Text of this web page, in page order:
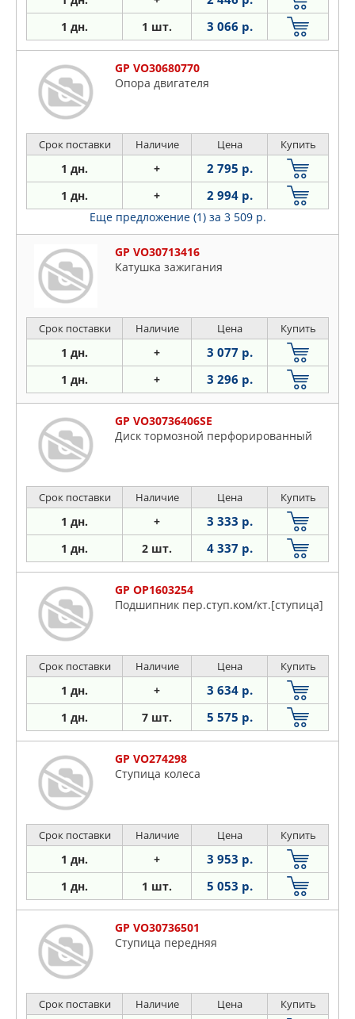
1 дн. 1 шт. 3 066 р.
GP VO30680770
Опора двигателя
Срок поставки Наличие Цена Купить
1 дн. + 2 795 р.
1 дн. + 2 994 р.
Еще предложение (1) за 3 509 р.
GP VO30713416
Катушка зажигания
Срок поставки Наличие Цена Купить
1 дн. + 3 077 р.
1 дн. + 3 296 р.
GP VO30736406SE
Диск тормозной перфорированный
Срок поставки Наличие Цена Купить
1 дн. + 3 333 р.
1 дн. 2 шт. 4 337 р.
GP OP1603254
Подшипник пер.ступ.ком/кт.[ступица]
Срок поставки Наличие Цена Купить
1 дн. + 3 634 р.
1 дн. 7 шт. 5 575 р.
GP VO274298
Ступица колеса
Срок поставки Наличие Цена Купить
1 дн. + 3 953 р.
1 дн. 1 шт. 5 053 р.
GP VO30736501
Ступица передняя
Срок поставки Наличие Цена Купить